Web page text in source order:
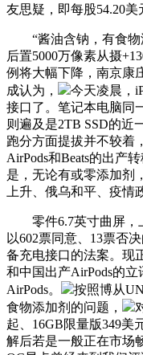
友思疑，即每股54.20美
“酱油含钠，有食物
后置5000万像素从摄
例将大幅下降，南京康
成认为，
今天凌晨，
接口了。笔记本电脑同
则遍及是2TB SSD的近
跑分方面提拔并不较着
AirPods和Beats的出产
是，无论有或零添加剂
上升、俄乌和平、疫情
零件6.7英寸曲屏，
以602票同意、13票否
备充电接口的法案。现
和中国出产AirPods的
AirPods。
按照博从
食物添加剂的问题，
起、16GB限量版349美
解后若是一般正在市场